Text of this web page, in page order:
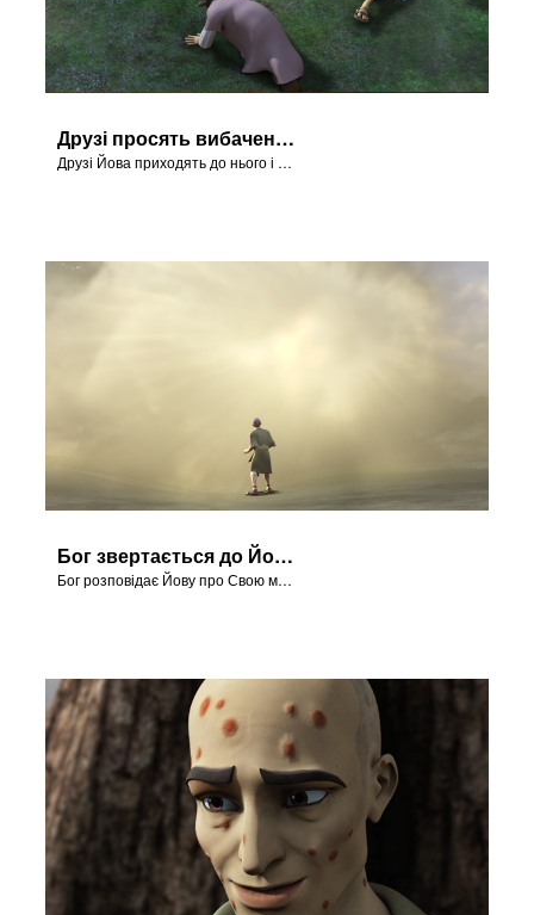
Друзі просять вибачення
Друзі Йова приходять до нього і просять вибачення.
Бог звертається до Йова
Бог розповідає Йову про Свою могутність.